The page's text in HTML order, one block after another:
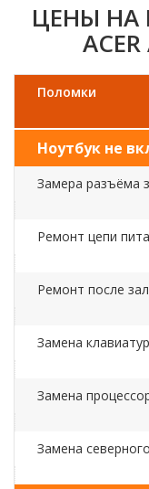
ЦЕНЫ НА
Поломки
Ноутбук не
Замера разъёма
Ремонт цепи
Ремонт после
Замена
Замена
Замена